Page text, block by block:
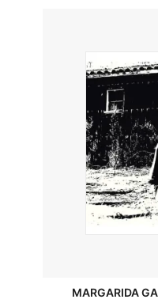
MARGARIDA